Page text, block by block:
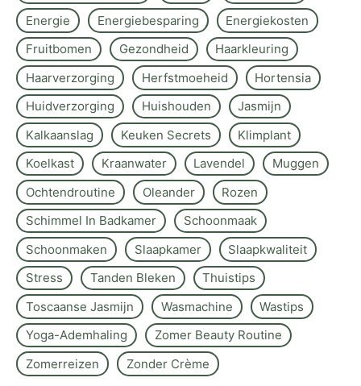
Energie
Energiebesparing
Energiekosten
Fruitbomen
Gezondheid
Haarkleuring
Haarverzorging
Herfstmoeheid
Hortensia
Huidverzorging
Huishouden
Jasmijn
Kalkaanslag
Keuken Secrets
Klimplant
Koelkast
Kraanwater Lavendel
Muggen
Ochtendroutine
Oleander
Rozen
Schimmel In Badkamer
Schoonmaak
Schoonmaken
Slaapkamer
Slaapkwaliteit
Stress
Tanden Bleken
Thuistips
Toscaanse Jasmijn
Wasmachine
Wastips
Yoga-Ademhaling
Zomer Beauty Routine
Zomerreizen
Zonder Crème